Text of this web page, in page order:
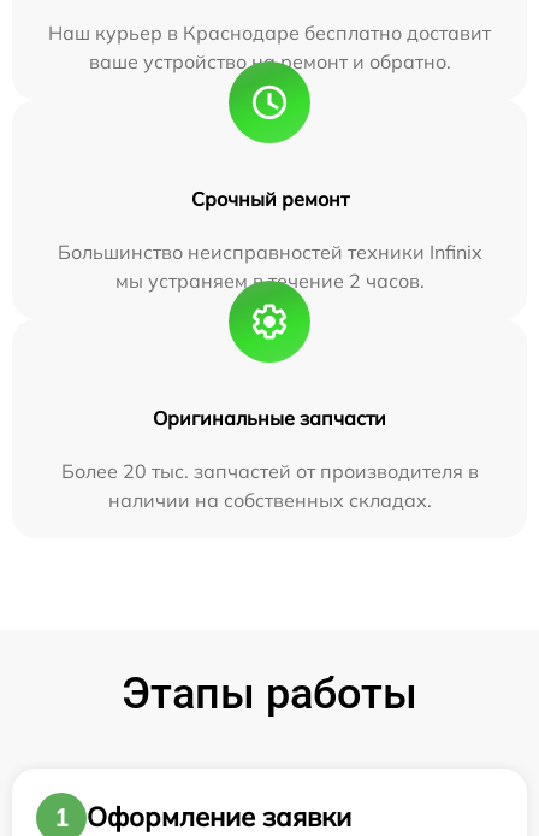
Наш курьер в Краснодаре бесплатно доставит
ваше устройство на ремонт и обратно.
Срочный ремонт
Большинство неисправностей техники Infinix
мы устраняем в течение 2 часов.
Оригинальные запчасти
Более 20 тыс. запчастей от производителя в
наличии на собственных складах.
Этапы работы
1
Оформление заявки